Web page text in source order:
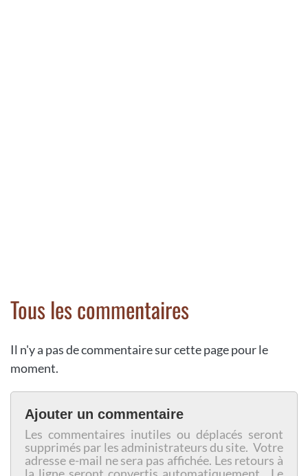
Tous les commentaires
Il n'y a pas de commentaire sur cette page pour le
moment.
Ajouter un commentaire
Les commentaires inutiles ou déplacés seront
supprimés par les administrateurs du site. Votre
adresse e-mail ne sera pas affichée. Les retours à